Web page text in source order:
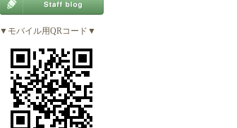
▼モバイル用QRコード▼